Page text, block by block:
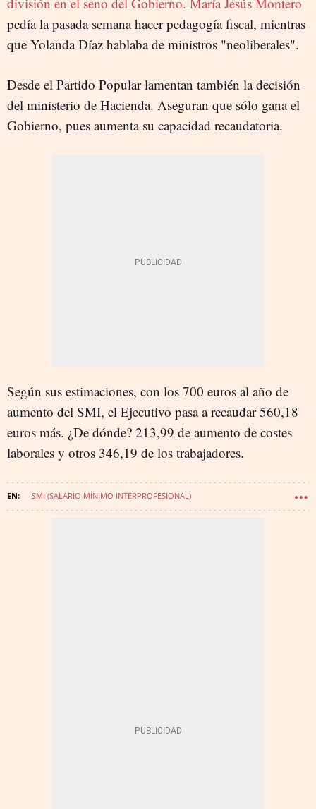
pedía la pasada semana hacer pedagogía fiscal, mientras
que Yolanda Díaz hablaba de ministros "neoliberales".
Desde el Partido Popular lamentan también la decisión
del ministerio de Hacienda. Aseguran que sólo gana el
Gobierno, pues aumenta su capacidad recaudatoria.
Según sus estimaciones, con los 700 euros al año de
aumento del SMI, el Ejecutivo pasa a recaudar 560,18
euros más. ¿De dónde? 213,99 de aumento de costes
laborales y otros 346,19 de los trabajadores.
SMI (SALARIO MÍNIMO INTERPROFESIONAL)